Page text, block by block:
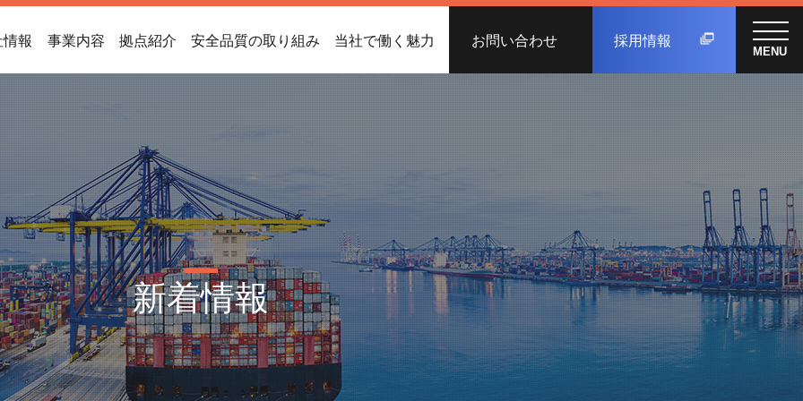
報 事業内容 拠点紹介 安全品質の取り組み 当社で働く魅力 お問い合わせ 採用情報
新着情報